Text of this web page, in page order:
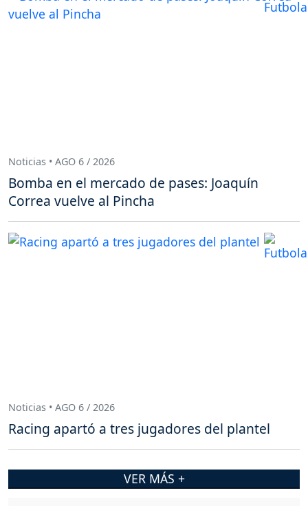
Noticias • AGO 6 / 2026
Bomba en el mercado de pases: Joaquín
Correa vuelve al Pincha
Noticias • AGO 6 / 2026
Racing apartó a tres jugadores del plantel
VER MÁS +